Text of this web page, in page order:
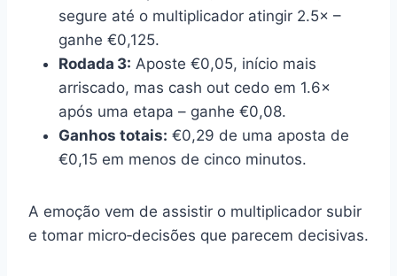
segure até o multiplicador atingir 2.5× –
ganhe €0,125.
Rodada 3: Aposte €0,05, início mais
arriscado, mas cash out cedo em 1.6×
após uma etapa – ganhe €0,08.
Ganhos totais: €0,29 de uma aposta de
€0,15 em menos de cinco minutos.
A emoção vem de assistir o multiplicador subir
e tomar micro‑decisões que parecem decisivas.